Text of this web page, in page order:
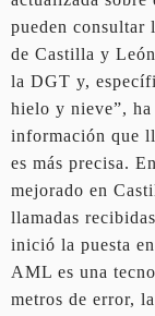
pueden consultar
de Castilla y
la DGT y,
hielo y nieve”,
información que
es más precisa.
mejorado en
llamadas
inició la puesta
AML es una
metros de error,